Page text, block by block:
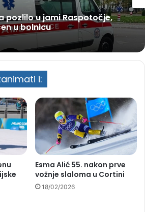
pozlilo u jami Raspotočje,
u bolnicu
i:
Esma Alić 55. nakon prve
vožnje slaloma u Cortini
18/02/2026